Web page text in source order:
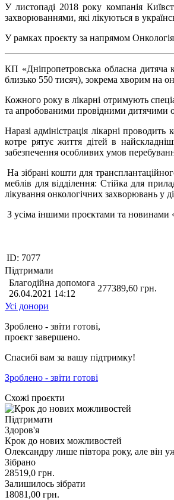
У листопаді 2018 року компанія
захворюваннями, які лікуються в
У рамках проєкту за напрямом
КП «Дніпропетровська обласна дитяча
близько 550 тисяч), зокрема хворим на
Кожного року в лікарні отримують
та апробованими провідними дитячими
Наразі адміністрація лікарні
котре рятує життя дітей в
забезпечення особливих умов
На зібрані кошти для
меблів для відділення: Стійка для
лікування онкологічних захворювань у
З усіма іншими проєктами та новинами
ID: 7077
Підтримали
Благодійна допомога
26.04.2021 14:12
277389,60 грн.
Усі донори
Зроблено - звіти готові,
проєкт завершено.
Спасибі вам за вашу підтримку!
Зроблено - звіти готові
Схожі проєкти
Підтримати
Здоров'я
Крок до нових можливостей
Олександру лише півтора року, але він
Зібрано
28519,0 грн.
Залишилось зібрати
18081,00 грн.